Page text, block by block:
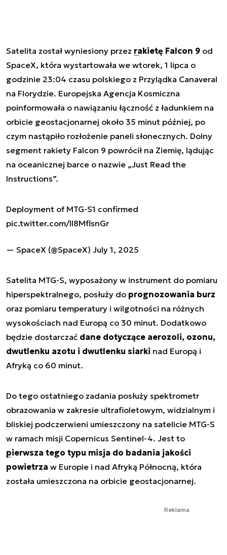
Satelita został wyniesiony przez rakietę Falcon 9 od
SpaceX, która wystartowała we wtorek, 1 lipca o
godzinie 23:04 czasu polskiego z Przylądka Canaveral
na Florydzie. Europejska Agencja Kosmiczna
poinformowała o nawiązaniu łączność z ładunkiem na
orbicie geostacjonarnej około 35 minut później, po
czym nastąpiło rozłożenie paneli słonecznych. Dolny
segment rakiety Falcon 9 powrócił na Ziemię, lądując
na oceanicznej barce o nazwie „Just Read the
Instructions”.
Deployment of MTG-S1 confirmed
pic.twitter.com/ll8MflsnGr
— SpaceX (@SpaceX) July 1, 2025
Satelita MTG-S, wyposażony w instrument do pomiaru
hiperspektralnego, posłuży do prognozowania burz
oraz pomiaru temperatury i wilgotności na różnych
wysokościach nad Europą co 30 minut. Dodatkowo
będzie dostarczać dane dotyczące aerozoli, ozonu,
dwutlenku azotu i dwutlenku siarki nad Europą i
Afryką co 60 minut.
Do tego ostatniego zadania posłuży spektrometr
obrazowania w zakresie ultrafioletowym, widzialnym i
bliskiej podczerwieni umieszczony na satelicie MTG-S
w ramach misji Copernicus Sentinel-4. Jest to
pierwsza tego typu misja do badania jakości
powietrza w Europie i nad Afryką Północną, która
została umieszczona na orbicie geostacjonarnej.
Reklama